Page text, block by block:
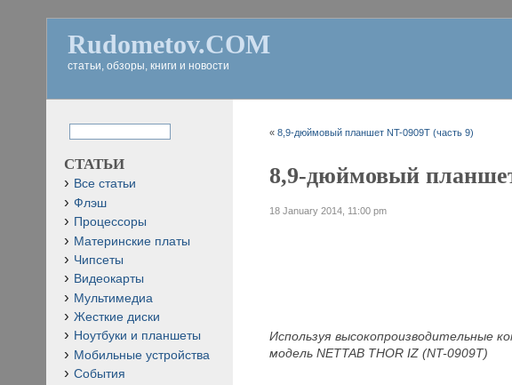
Rudometov.COM
статьи, обзоры, книги и новости
«8,9-дюймовый планшет NT-0909T (часть 9)
8,9-дюймовый
18 January 2014, 11:00 pm
Используя высокопроизводительные
модель NETTAB THOR IZ (NT-0909T)
СТАТЬИ
Все статьи
Флэш
Процессоры
Материнские платы
Чипсеты
Видеокарты
Мультимедиа
Жесткие диски
Ноутбуки и планшеты
Мобильные устройства
События